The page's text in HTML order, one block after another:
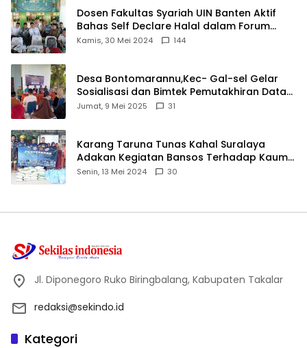
Dosen Fakultas Syariah UIN Banten Aktif
Bahas Self Declare Halal dalam Forum
Ijtima Ulama MUI
Kamis, 30 Mei 2024 144
Desa Bontomarannu,Kec- Gal-sel Gelar
Sosialisasi dan Bimtek Pemutakhiran Data
ID
Jumat, 9 Mei 2025 31
Karang Taruna Tunas Kahal Suralaya
Adakan Kegiatan Bansos Terhadap Kaum
Dhuafa dan Anak Yatim-Piatu
Senin, 13 Mei 2024 30
Jl. Diponegoro Ruko Biringbalang, Kabupaten Takalar
redaksi@sekindo.id
Kategori